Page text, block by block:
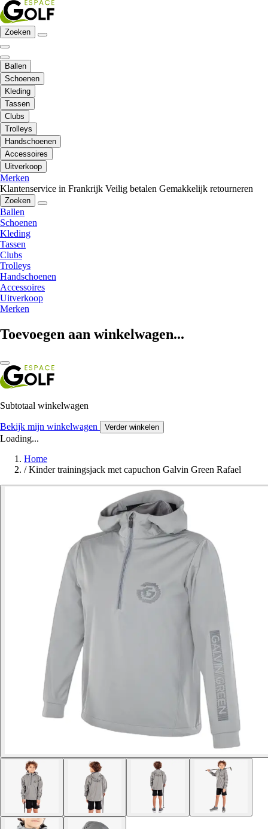
Zoeken
Ballen
Schoenen
Kleding
Tassen
Clubs
Trolleys
Handschoenen
Accessoires
Uitverkoop
Merken
Klantenservice in Frankrijk Veilig betalen Gemakkelijk retourneren
Zoeken
Ballen
Schoenen
Kleding
Tassen
Clubs
Trolleys
Handschoenen
Accessoires
Uitverkoop
Merken
Toevoegen aan winkelwagen...
Subtotaal winkelwagen
Bekijk mijn winkelwagen Verder winkelen
Loading...
Home
/ Kinder trainingsjack met capuchon Galvin Green Rafael